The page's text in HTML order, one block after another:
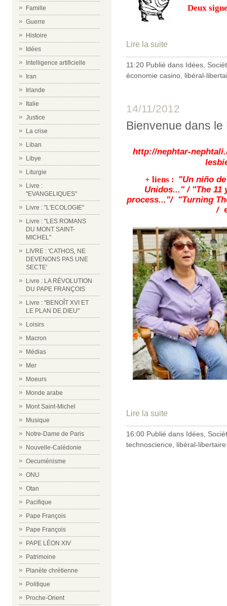
Famille
Guerre
Histoire
Idées
Intelligence artificielle
Iran
Irlande
Italie
Justice
La crise
Liban
Libye
Liturgie
Livre :
"EVANGELIQUES"
Livre : "L'ECOLOGIE"
Livre : "LES ROMANS
DU MONT SAINT-
MICHEL"
LIVRE : 'CATHOS, NE
DEVENONS PAS UNE
SECTE'
Livre : LA RÉVOLUTION
DU PAPE FRANÇOIS
Livre : "BENOÎT XVI ET
LE PLAN DE DIEU"
Loisirs
Macron
Médias
Mer
Moeurs
Monde arabe
Mont Saint-Michel
Musique
Notre-Dame de Paris
Nouvelle-Calédonie
Oecuménisme
ONU
Otan
Pacifique
Pape François
Pape François
PAPE LÉON XIV
Patrimoine
Planète chrétienne
Politique
Proche-Orient
Deux
Lire la suite
11:20 Publié dans Idées,
économie casino, libéral-
14/11/2012
Bienvenue dans
http://nephtar-
+ liens : "Un niño
Unidos..." /"The 11
process..."/ "Turning
/
Lire la suite
16:00 Publié dans Idées
technoscience
libéral-libertaire